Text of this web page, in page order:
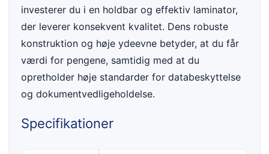
investerer du i en holdbar og effektiv laminator,
der leverer konsekvent kvalitet. Dens robuste
konstruktion og høje ydeevne betyder, at du får
værdi for pengene, samtidig med at du
opretholder høje standarder for databeskyttelse
og dokumentvedligeholdelse.
Specifikationer